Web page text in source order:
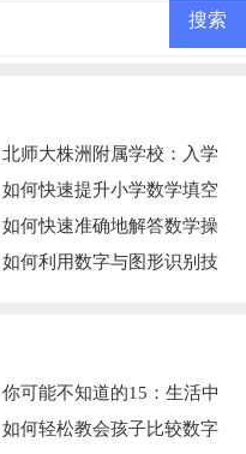
北师大株洲附属学校：入学
知的五大疑问解答
如何快速提升小学数学填空
题能力？
如何快速准确地解答数学操
？这里有你需要的所有技
如何利用数字与图形识别技
你可能不知道的15：生活中
的数学秘密？
如何轻松教会孩子比较数字